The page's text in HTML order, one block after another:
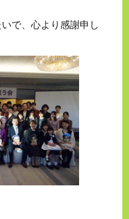
で、心より感謝申し